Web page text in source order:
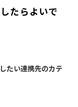
たらよいで
たい連携先のカテ